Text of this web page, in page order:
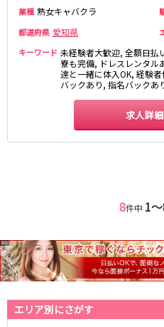
業種 熟女キャバクラ
都道府県 愛知県
キーワード 未経験者大歓迎, 全額日払
寮も完備, ドレスレンタル
達と一緒に体入OK, 経験
バックあり, 指名バックあ
求人詳
8件中 1
エリア別にさがす